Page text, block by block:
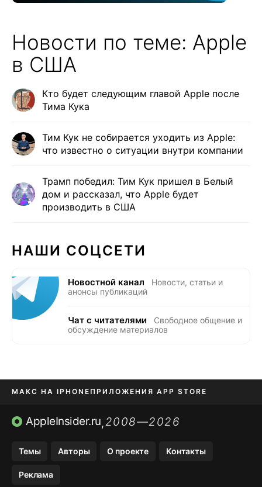
Новости по теме: Apple
в США
Кто будет следующим главой Apple после
Тима Кука
Тим Кук не собирается уходить из Apple:
что известно о ситуации внутри компании
Трамп победил: Тим Кук пришел в Белый
дом и рассказал, что Apple будет
производить в США
НАШИ СОЦСЕТИ
Новостной канал
Новости, статьи и
анонсы публикаций
Чат с читателями
Свободное общение и
обсуждение материалов
МАКС НА IPHONE ПРИЛОЖЕНИЯ APP STORE
TIKTOK НА IPHONEПРИЛОЖЕНИЯ БЕЗ APP STORE
AppleInsider.ru,2008—2026
Темы Авторы О проекте Контакты
Реклама